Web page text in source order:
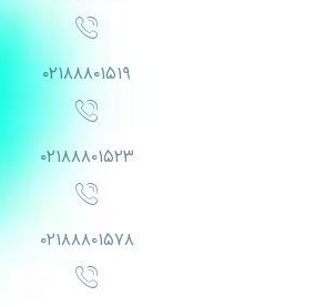
۰۲۱۸۸۸۰۱۵۱۹
۰۲۱۸۸۸۰۱۵۲۳
۰۲۱۸۸۸۰۱۵۷۸